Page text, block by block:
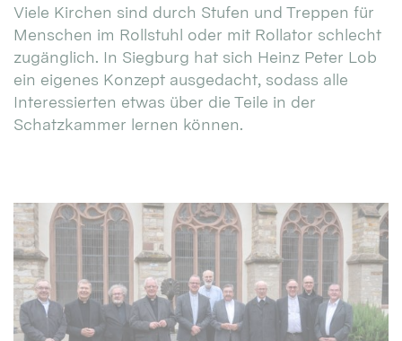
Viele Kirchen sind durch Stufen und Treppen für
Menschen im Rollstuhl oder mit Rollator schlecht
zugänglich. In Siegburg hat sich Heinz Peter Lob
ein eigenes Konzept ausgedacht, sodass alle
Interessierten etwas über die Teile in der
Schatzkammer lernen können.